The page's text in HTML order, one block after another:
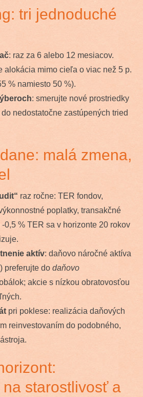
tri jednoduché
: raz za 6 alebo 12 mesiacov.
alokácia mimo cieľa o viac než 5 p.
% namiesto 50 %).
: smerujte nové prostriedky
nedostatočne zastúpených tried
malá zmena,
raz ročne: TER fondov,
poplatky, transakčné
0,5 % TER sa v horizonte 20 rokov
aktív: daňovo náročné aktíva
preferujte do daňovo
akcie s nízkou obratovosťou
pri poklese: realizácia daňových
reinvestovaním do podobného,
starostlivosť a